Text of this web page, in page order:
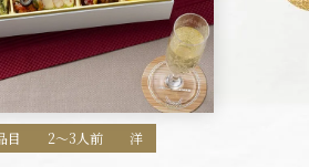
目 2～3人前 洋